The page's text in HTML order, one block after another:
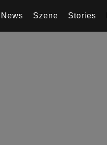
News Szene Stories